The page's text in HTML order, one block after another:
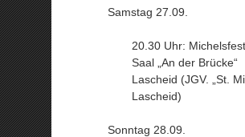
Samstag 27.09.
20.30 Uhr:
Saal „An der Brücke“
Lascheid (JGV. „St.
Lascheid)
Sonntag 28.09.